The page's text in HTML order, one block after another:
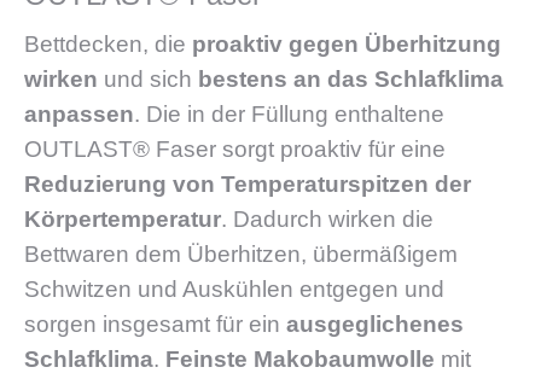
Bettdecken, die proaktiv gegen Überhitzung
wirken und sich bestens an das Schlafklima
anpassen. Die in der Füllung enthaltene
OUTLAST® Faser sorgt proaktiv für eine
Reduzierung von Temperaturspitzen der
Körpertemperatur. Dadurch wirken die
Bettwaren dem Überhitzen, übermäßigem
Schwitzen und Auskühlen entgegen und
sorgen insgesamt für ein ausgeglichenes
Schlafklima. Feinste Makobaumwolle mit